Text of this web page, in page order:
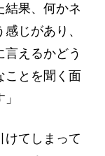
果、何かネ
じがあり、
えるかどう
ことを聞く面
てしまって